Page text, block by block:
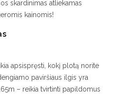
skardinimas atliekamas
kainomis!
apsispręsti, kokį plotą norite
paviršiaus ilgis yra
– reikia tvirtinti papildomus